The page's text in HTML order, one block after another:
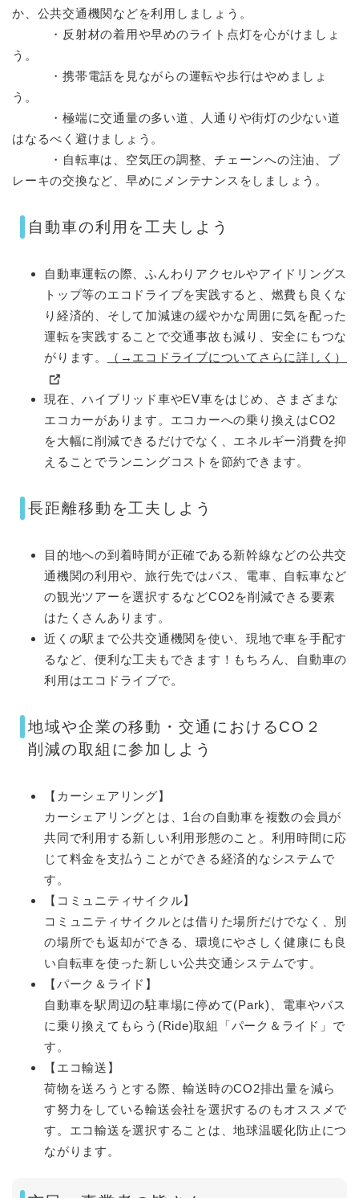
か、公共交通機関などを利用しましょう。
・反射材の着用や早めのライト点灯を心がけましょ
う。
・携帯電話を見ながらの運転や歩行はやめましょ
う。
・極端に交通量の多い道、人通りや街灯の少ない道
はなるべく避けましょう。
・自転車は、空気圧の調整、チェーンへの注油、ブ
レーキの交換など、早めにメンテナンスをしましょう。​
自動車の利用を工夫しよう
自動車運転の際、ふんわりアクセルやアイドリングス
トップ等のエコドライブを実践すると、燃費も良くな
り経済的、そして加減速の緩やかな周囲に気を配った
運転を実践することで交通事故も減り、安全にもつな
がります。
（→エコドライブについてさらに詳しく）
現在、ハイブリッド車やEV車をはじめ、さまざまな
エコカーがあります。エコカーへの乗り換えはCO2
を大幅に削減できるだけでなく、エネルギー消費を抑
えることでランニングコストを節約できます。
長距離移動を工夫しよう
目的地への到着時間が正確である新幹線などの公共交
通機関の利用や、旅行先ではバス、電車、自転車など
の観光ツアーを選択するなどCO2を削減できる要素
はたくさんあります。
近くの駅まで公共交通機関を使い、現地で車を手配す
るなど、便利な工夫もできます！もちろん、自動車の
利用はエコドライブで。
地域や企業の移動・交通におけるCO２
削減の取組に参加しよう
【カーシェアリング】
カーシェアリングとは、1台の自動車を複数の会員が
共同で利用する新しい利用形態のこと。利用時間に応
じて料金を支払うことができる経済的なシステムで
す。
【コミュニティサイクル】
コミュニティサイクルとは借りた場所だけでなく、別
の場所でも返却ができる、環境にやさしく健康にも良
い自転車を使った新しい公共交通システムです。
【パーク＆ライド】
自動車を駅周辺の駐車場に停めて(Park)、電車やバス
に乗り換えてもらう(Ride)取組「パーク＆ライド」で
す。
【エコ輸送】
荷物を送ろうとする際、輸送時のCO2排出量を減ら
す努力をしている輸送会社を選択するのもオススメで
す。エコ輸送を選択することは、地球温暖化防止につ
ながります。